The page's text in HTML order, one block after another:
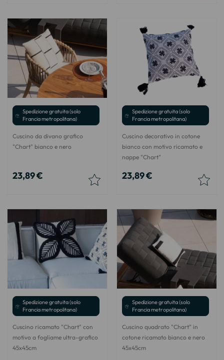
Spedizione gratuita (solo
Francia metropolitana)
Cuscino da divano grafico
"Chart" bianco e nero
23,89 €
Spedizione gratuita (solo
Francia metropolitana)
Cuscino decorativo in cotone
bianco con motivo ricamato e
nappe "Chart"
23,89 €
Spedizione gratuita (solo
Francia metropolitana)
Cuscino ricamato "Chart" con
motivo a fogliame ultra-grafico
45x45cm
Spedizione gratuita (solo
Francia metropolitana)
Cuscino quadrato "Chart" in
cotone ricamato bianco e nero
45x45cm